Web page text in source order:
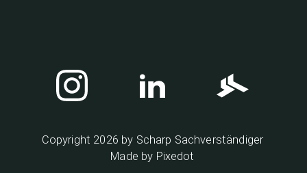
Copyright 2026 by Scharp Sachverständiger
Made by Pixedot